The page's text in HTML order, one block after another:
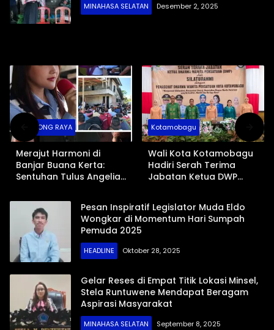
MINAHASA SELATAN Desember 2, 2025
BOLMONG RAYA
Merajut Harmoni di
Banjar Buana Kerta:
Sentuhan Tulus Angelia
Aspirasi Warga
Mopugad
Kotamobagu
Wali Kota Kotamobagu
Hadiri Serah Terima
Jabatan Ketua DWP
Pesan Inspiratif Legislator Muda Eldo
Wongkar di Momentum Hari Sumpah
Pemuda 2025
HEADLINE Oktober 28, 2025
Gelar Reses di Empat Titik Lokasi Minsel,
Stela Runtuwene Mendapat Beragam
Aspirasi Masyarakat
MINAHASA SELATAN September 8, 2025